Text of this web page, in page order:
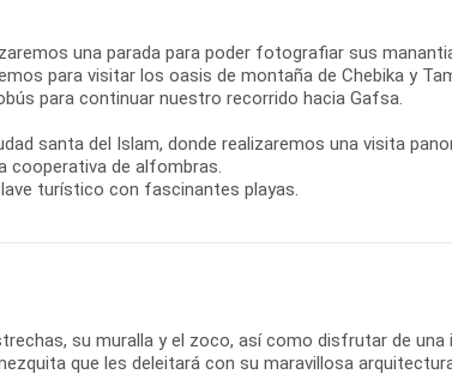
una parada para poder fotografiar sus
para visitar los oasis de montaña de Chebika y
para continuar nuestro recorrido hacia Gafsa.
santa del Islam, donde realizaremos una visita
cooperativa de alfombras.
turístico con fascinantes playas.
su muralla y el zoco, así como disfrutar de una
que les deleitará con su maravillosa